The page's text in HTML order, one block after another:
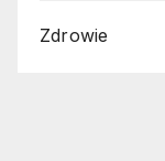
Zdrowie